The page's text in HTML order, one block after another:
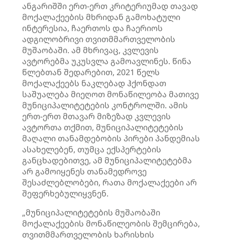
ანგარიშში ერთ-ერთ კრიტერიუმად თავად
მოქალაქეების მხრიდან გამოხატული
ინტერესია, ჩაერთოს და ჩაერიოს
ადგილობრივი თვითმმართველობის
მუშაობაში. ამ მხრივაც, კვლევის
ავტორებმა უკუსვლა გამოავლინეს. წინა
წლებთან შედარებით, 2021 წელს
მოქალაქეებს ნაკლებად ჰქონდათ
საშუალება მიეღოთ მონაწილეობა მათივე
მუნიციპალიტეტების კონტროლში. ამის
ერთ-ერთ მთავარ მიზეზად კვლევის
ავტორთა თქმით, მუნიციპალიტეტების
მაღალი თანამდებობის პირები პანდემიას
ასახელებენ, თუმცა ექსპერტების
განცხადებითვე, ამ მუნიციპალიტეტებმა
არ გამოიყენეს თანამედროვე
შესაძლებლობები, რათა მოქალაქეები არ
შეფერხებულიყვნენ.
„მუნიციპალიტეტების მუშაობაში
მოქალაქეების მონაწილეობის შემცირება,
თვითმმართველობის ხარისხის